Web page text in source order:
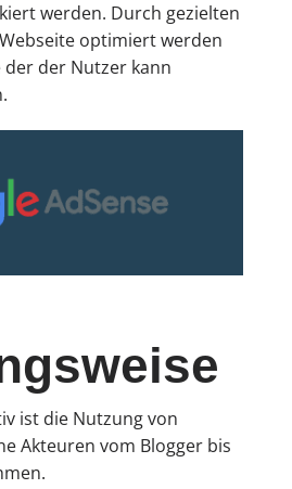
werden. Durch gezielten
optimiert werden
der Nutzer kann
ist die Nutzung von
Akteuren vom Blogger bis